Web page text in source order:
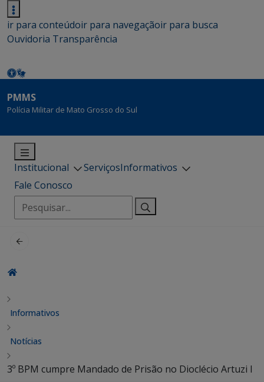
ir para conteúdoir para navegaçãoir para busca
Ouvidoria Transparência
PMMS
Polícia Militar de Mato Grosso do Sul
Institucional ServiçosInformativos
Fale Conosco
Pesquisar
por:
Informativos
Notícias
3º BPM cumpre Mandado de Prisão no Dioclécio Artuzi I